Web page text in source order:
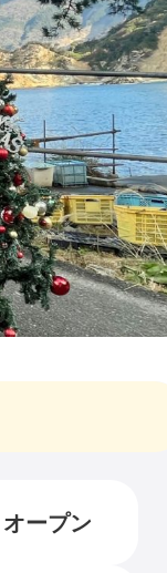
オープン